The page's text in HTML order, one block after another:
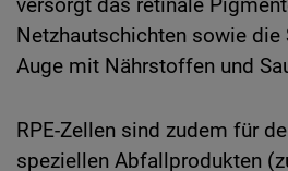
versorgt das retinale
Netzhautschichten sowie die
Auge mit Nährstoffen und
RPE-Zellen sind zudem für
speziellen Abfallprodukten